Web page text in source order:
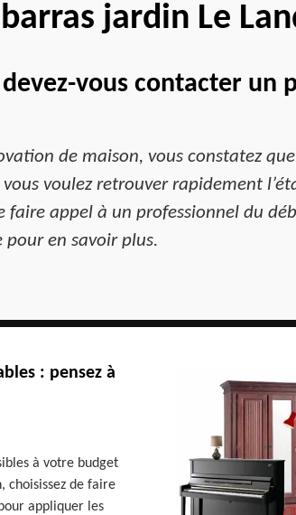
jardin Le
vous contacter un
de maison, vous constatez
voulez retrouver rapidement
faire appel à un professionnel du
pour en savoir plus.
: pensez à
à votre budget
choisissez de faire
appliquer les